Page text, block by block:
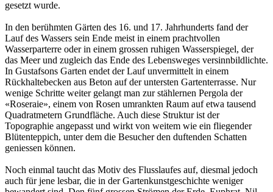
gesetzt wurde.
In den berühmten Gärten des 16. und 17. Jahrhunderts fand der
Lauf des Wassers sein Ende meist in einem prachtvollen
Wasserparterre oder in einem grossen ruhigen Wasserspiegel, der
das Meer und zugleich das Ende des Lebensweges versinnbildlichte.
In Gustafsons Garten endet der Lauf unvermittelt in einem
Rückhaltebecken aus Beton auf der untersten Gartenterrasse. Nur
wenige Schritte weiter gelangt man zur stählernen Pergola der
«Roseraie», einem von Rosen umrankten Raum auf etwa tausend
Quadratmetern Grundfläche. Auch diese Struktur ist der
Topographie angepasst und wirkt von weitem wie ein fliegender
Blütenteppich, unter dem die Besucher den duftenden Schatten
geniessen können.
Noch einmal taucht das Motiv des Flusslaufes auf, diesmal jedoch
auch für jene lesbar, die in der Gartenkunstgeschichte weniger